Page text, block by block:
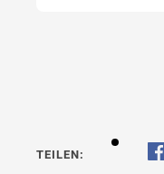
TEILEN: